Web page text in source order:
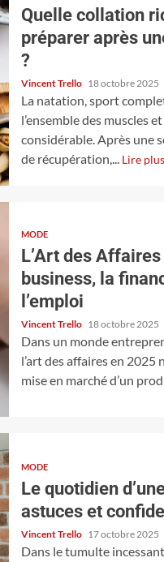
Quelle collation
préparer après
?
Vincent Trello 18 octobre 2025
La natation, sport
l’ensemble des muscles
considérable. Après une
de récupération,... Lire plus
MODE
L’Art des
business, la
l’emploi
Vincent Trello 18 octobre 2025
Dans un monde
l’art des affaires en 2025
mise en marché d’un
MODE
Le quotidien
astuces et
Vincent Trello 17 octobre 2025
Dans le tumulte